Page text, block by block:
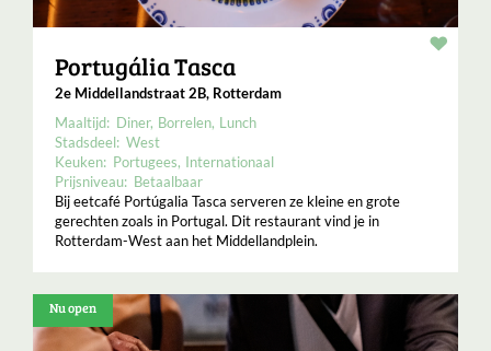
Portugália Tasca
2e Middellandstraat 2B, Rotterdam
Maaltijd: Diner Borrelen Lunch
Stadsdeel: West
Keuken: Portugees Internationaal
Prijsniveau: Betaalbaar
Bij eetcafé Portúgalia Tasca serveren ze kleine en grote
gerechten zoals in Portugal. Dit restaurant vind je in
Rotterdam-West aan het Middellandplein.
Nu open